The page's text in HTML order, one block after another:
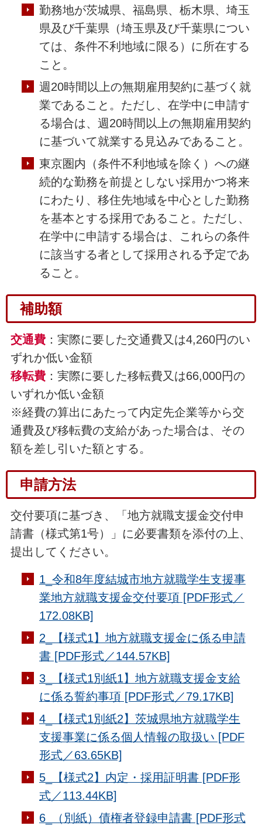
勤務地が茨城県、福島県、栃木県、埼玉
県及び千葉県（埼玉県及び千葉県につい
ては、条件不利地域に限る）に所在する
こと。
週20時間以上の無期雇用契約に基づく就
業であること。ただし、在学中に申請す
る場合は、週20時間以上の無期雇用契約
に基づいて就業する見込みであること。
東京圏内（条件不利地域を除く）への継
続的な勤務を前提としない採用かつ将来
にわたり、移住先地域を中心とした勤務
を基本とする採用であること。ただし、
在学中に申請する場合は、これらの条件
に該当する者として採用される予定であ
ること。
補助額
交通費：実際に要した交通費又は4,260円のい
ずれか低い金額
移転費：実際に要した移転費又は66,000円の
いずれか低い金額
※経費の算出にあたって内定先企業等から交
通費及び移転費の支給があった場合は、その
額を差し引いた額とする。
申請方法
交付要項に基づき、「地方就職支援金交付申
請書（様式第1号）」に必要書類を添付の上、
提出してください。
1_令和8年度結城市地方就職学生支援事
業地方就職支援金交付要項 [PDF形式／
172.08KB]
2_【様式1】地方就職支援金に係る申請
書 [PDF形式／144.57KB]
3_【様式1別紙1】地方就職支援金支給
に係る誓約事項 [PDF形式／79.17KB]
4_【様式1別紙2】茨城県地方就職学生
支援事業に係る個人情報の取扱い [PDF
形式／63.65KB]
5_【様式2】内定・採用証明書 [PDF形
式／113.44KB]
6_（別紙）債権者登録申請書 [PDF形式